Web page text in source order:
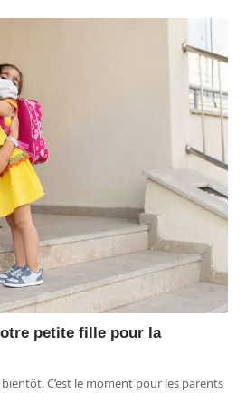
petite fille pour la
C’est le moment pour les parents